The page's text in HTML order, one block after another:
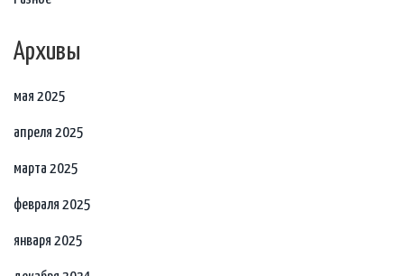
Архивы
мая 2025
апреля 2025
марта 2025
февраля 2025
января 2025